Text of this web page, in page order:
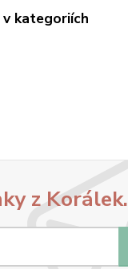
kategoriích
z